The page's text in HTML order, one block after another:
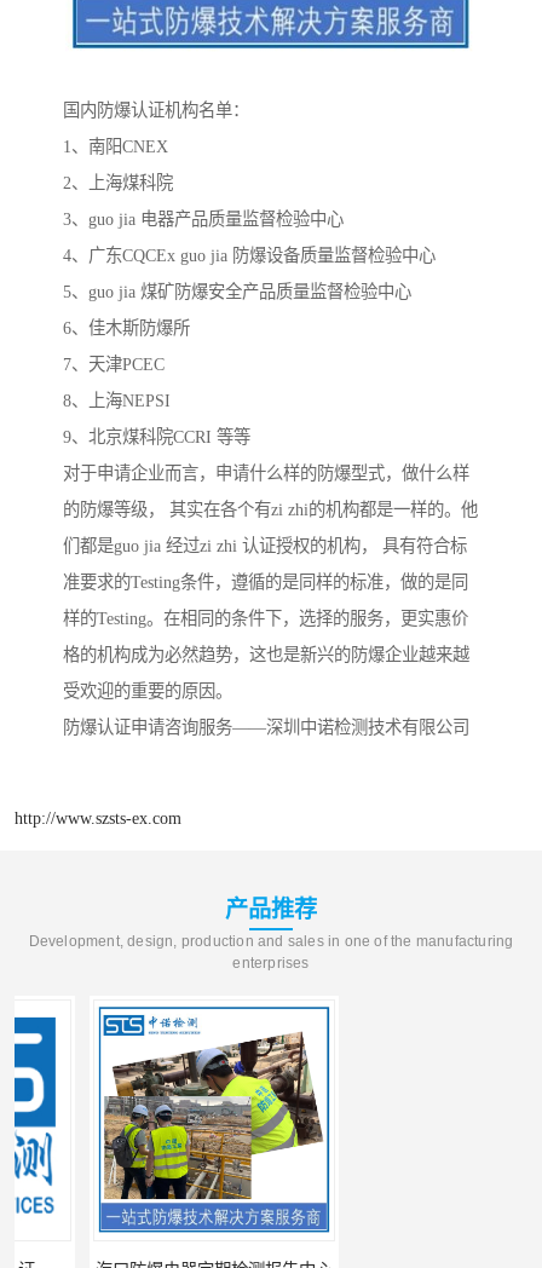
国内防爆认证机构名单：
1、南阳CNEX
2、上海煤科院
3、guo jia 电器产品质量监督检验中心
4、广东CQCEx guo jia 防爆设备质量监督检验中心
5、guo jia 煤矿防爆安全产品质量监督检验中心
6、佳木斯防爆所
7、天津PCEC
8、上海NEPSI
9、北京煤科院CCRI 等等
对于申请企业而言，申请什么样的防爆型式，做什么样
的防爆等级， 其实在各个有zi zhi的机构都是一样的。他
们都是guo jia 经过zi zhi 认证授权的机构， 具有符合标
准要求的Testing条件，遵循的是同样的标准，做的是同
样的Testing。在相同的条件下，选择的服务，更实惠价
格的机构成为必然趋势，这也是新兴的防爆企业越来越
受欢迎的重要的原因。
防爆认证申请咨询服务——深圳中诺检测技术有限公司
http://www.szsts-ex.com
产品推荐
Development, design, production and sales in one of the manufacturing
enterprises